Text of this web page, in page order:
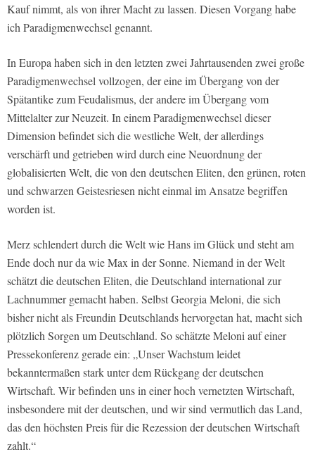
Kauf nimmt, als von ihrer Macht zu lassen. Diesen Vorgang habe
ich Paradigmenwechsel genannt.
In Europa haben sich in den letzten zwei Jahrtausenden zwei große
Paradigmenwechsel vollzogen, der eine im Übergang von der
Spätantike zum Feudalismus, der andere im Übergang vom
Mittelalter zur Neuzeit. In einem Paradigmenwechsel dieser
Dimension befindet sich die westliche Welt, der allerdings
verschärft und getrieben wird durch eine Neuordnung der
globalisierten Welt, die von den deutschen Eliten, den grünen, roten
und schwarzen Geistesriesen nicht einmal im Ansatze begriffen
worden ist.
Merz schlendert durch die Welt wie Hans im Glück und steht am
Ende doch nur da wie Max in der Sonne. Niemand in der Welt
schätzt die deutschen Eliten, die Deutschland international zur
Lachnummer gemacht haben. Selbst Georgia Meloni, die sich
bisher nicht als Freundin Deutschlands hervorgetan hat, macht sich
plötzlich Sorgen um Deutschland. So schätzte Meloni auf einer
Pressekonferenz gerade ein: „Unser Wachstum leidet
bekanntermaßen stark unter dem Rückgang der deutschen
Wirtschaft. Wir befinden uns in einer hoch vernetzten Wirtschaft,
insbesondere mit der deutschen, und wir sind vermutlich das Land,
das den höchsten Preis für die Rezession der deutschen Wirtschaft
zahlt.“